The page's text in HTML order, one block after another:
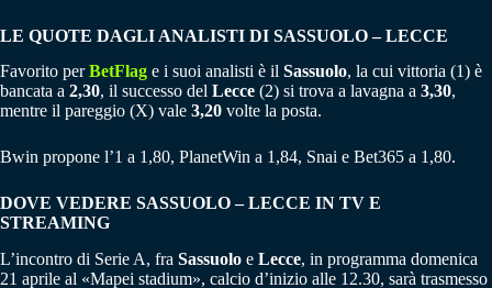
LE QUOTE DAGLI ANALISTI DI SASSUOLO – LECCE
Favorito perBetFlag e i suoi analisti è il Sassuolo, la cui vittoria (1) è
bancata a 2,30, il successo del Lecce (2) si trova a lavagna a 3,30,
mentre il pareggio (X) vale 3,20 volte la posta.
Bwin propone l’1 a 1,80, PlanetWin a 1,84, Snai e Bet365 a 1,80.
DOVE VEDERE SASSUOLO – LECCE IN TV E
STREAMING
L’incontro di Serie A, fra Sassuolo e Lecce, in programma domenica
21 aprile al «Mapei stadium», calcio d’inizio alle 12.30, sarà trasmesso